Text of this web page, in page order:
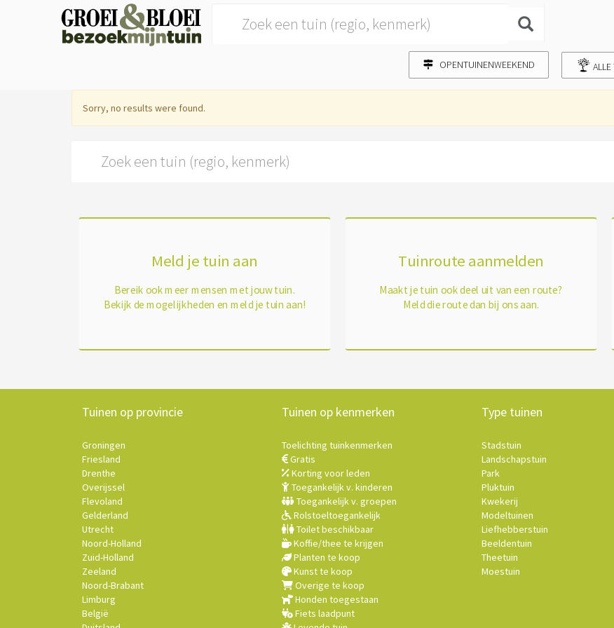
OPENTUINENWEEKEND
Sorry, no results were found.
Meld je tuin aan
Bereik ook meer mensen met jouw tuin.
Bekijk de mogelijkheden en meld je tuin aan!
Tuinroute aanmelden
Maakt je tuin ook deel uit van een route?
Meld die route dan bij ons aan.
Tuinen op provincie
Groningen
Friesland
Drenthe
Overijssel
Flevoland
Gelderland
Utrecht
Noord-Holland
Zuid-Holland
Zeeland
Noord-Brabant
Limburg
België
Tuinen op kenmerken
Toelichting tuinkenmerken
Gratis
Korting voor leden
Toegankelijk v. kinderen
Toegankelijk v. groepen
Rolstoeltoegankelijk
Toilet beschikbaar
Koffie/thee te krijgen
Planten te koop
Kunst te koop
Overige te koop
Honden toegestaan
Fiets laadpunt
Type tuinen
Stadstuin
Landschapstuin
Park
Pluktuin
Kwekerij
Modeltuinen
Liefhebberstuin
Beeldentuin
Theetuin
Moestuin